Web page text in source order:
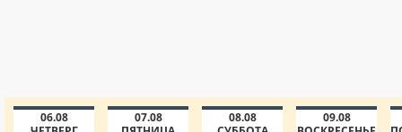
06.08
07.08
08.08
09.08